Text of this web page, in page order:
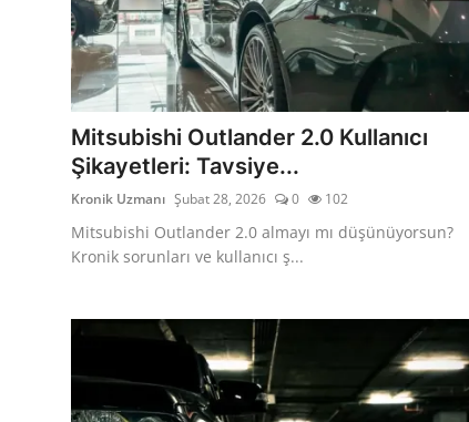
Muayene & Ruhsat
Sorgulamalar
İkinci El & Alım-Satım
Bakım & Arıza Çözümleri
Elektrikli & Hibrit
Kiralama & Filo
Yağlar & Sıvılar
Mitsubishi Outlander 2.0 Kullanıcı
Şikayetleri: Tavsiye...
Kronik Uzmanı Şubat 28, 2026 0 102
Mitsubishi Outlander 2.0 almayı mı düşünüyorsun?
Kronik sorunları ve kullanıcı ş...